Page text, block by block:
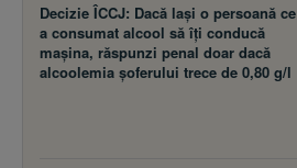
Decizie ÎCCJ: Dacă laşi o persoană ce
a consumat alcool să îţi conducă
maşina, răspunzi penal doar dacă
alcoolemia şoferului trece de 0,80 g/l